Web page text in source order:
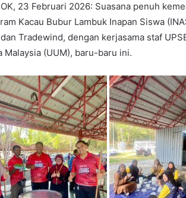
23 Februari 2026: Suasana penuh
Kacau Bubur Lambuk Inapan Siswa
Tradewind, dengan kerjasama staf
Malaysia (UUM), baru-baru ini.